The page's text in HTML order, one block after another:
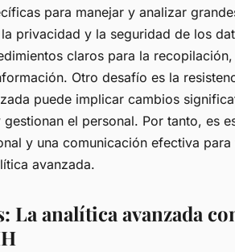
para manejar y analizar
privacidad y la seguridad de los
claros para la
Otro desafío es la
puede implicar cambios
el personal. Por tanto, es
y una comunicación efectiva
avanzada.
La analítica avanzada